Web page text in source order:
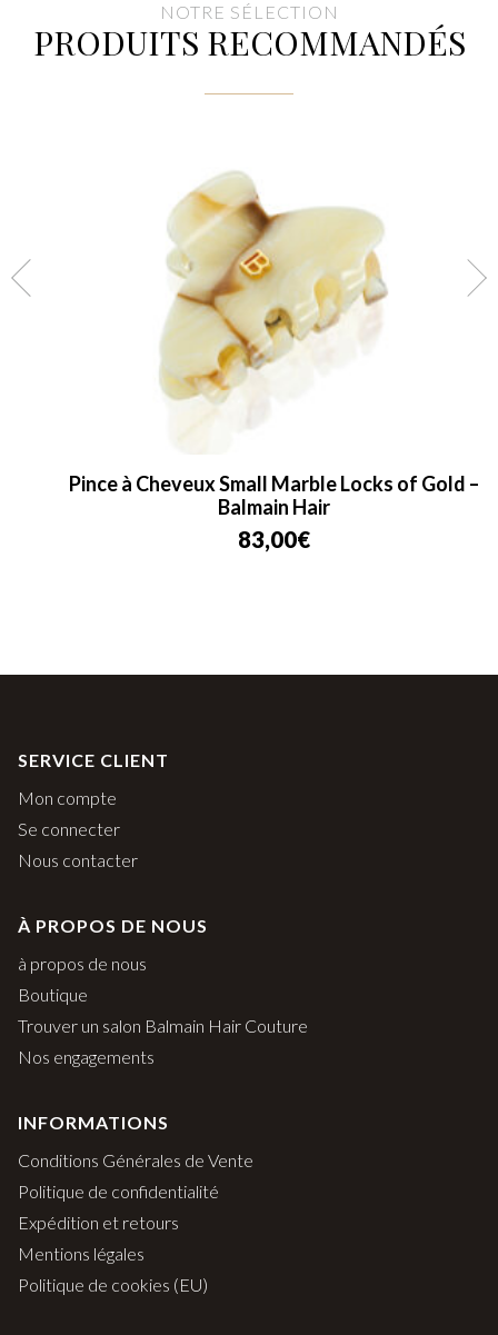
NOTRE SÉLECTION
PRODUITS RECOMMANDÉS
Pince à Cheveux Small Marble Locks of Gold –
Balmain Hair
83,00€
SERVICE CLIENT
Mon compte
Se connecter
Nous contacter
À PROPOS DE NOUS
à propos de nous
Boutique
Trouver un salon Balmain Hair Couture
Nos engagements
INFORMATIONS
Conditions Générales de Vente
Politique de confidentialité
Expédition et retours
Mentions légales
Politique de cookies (EU)